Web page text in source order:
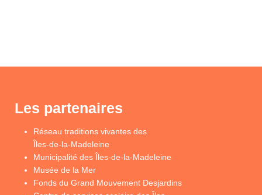
Les partenaires
Réseau traditions vivantes des
Îles-de-la-Madeleine
Municipalité des Îles-de-la-Madeleine
Musée de la Mer
Fonds du Grand Mouvement Desjardins